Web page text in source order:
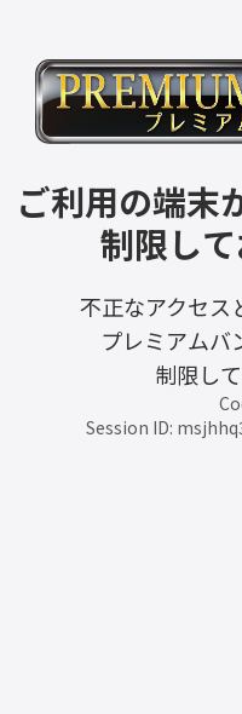
ご利用の端末
制限して
不正なアクセス
プレミアムバ
制限し
Session ID: